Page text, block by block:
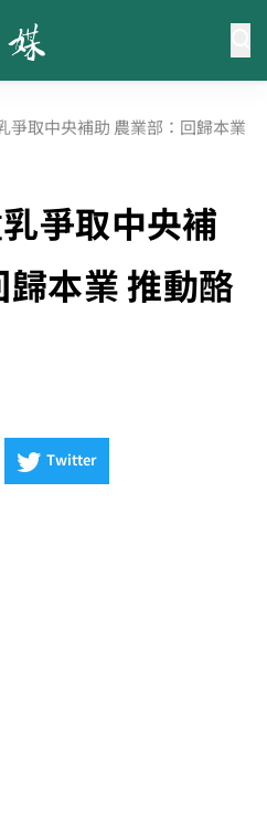
取中央補助 農業部：回歸本業
爭取中央補
本業 推動酪
Twitter